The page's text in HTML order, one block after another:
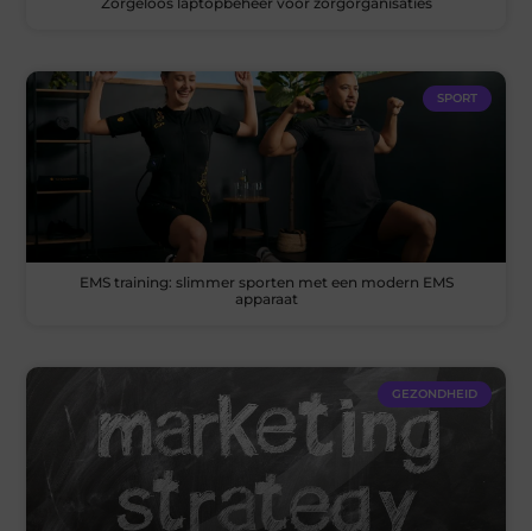
SPORT
EMS training: slimmer sporten met een modern EMS
apparaat
GEZONDHEID